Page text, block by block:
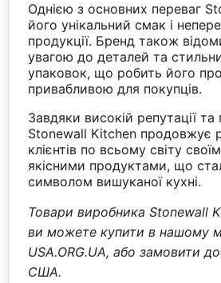
Однією з основних переваг
його унікальний смак і
продукції. Бренд також
увагою до деталей та
упаковок, що робить його
привабливою для покупців.
Завдяки високій репутації та
Stonewall Kitchen продовжує
клієнтів по всьому світу
якісними продуктами, що
символом вишуканої кухні.
Товари виробника Stonewall
ви можете купити в нашому
USA.ORG.UA, або замовити
США.